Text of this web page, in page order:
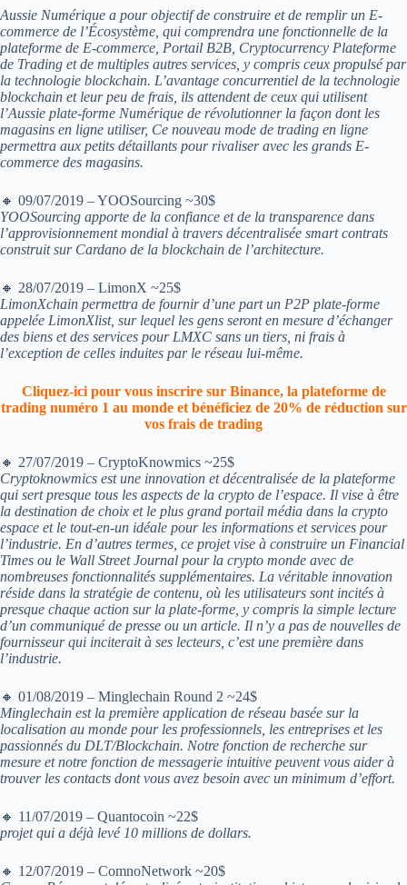
Aussie Numérique a pour objectif de construire et de remplir un E-
commerce de l’Écosystème, qui comprendra une fonctionnelle de la
plateforme de E-commerce, Portail B2B, Cryptocurrency Plateforme
de Trading et de multiples autres services, y compris ceux propulsé par
la technologie blockchain. L’avantage concurrentiel de la technologie
blockchain et leur peu de frais, ils attendent de ceux qui utilisent
l’Aussie plate-forme Numérique de révolutionner la façon dont les
magasins en ligne utiliser, Ce nouveau mode de trading en ligne
permettra aux petits détaillants pour rivaliser avec les grands E-
commerce des magasins.
🔸 09/07/2019 – YOOSourcing ~30$
YOOSourcing apporte de la confiance et de la transparence dans
l’approvisionnement mondial à travers décentralisée smart contrats
construit sur Cardano de la blockchain de l’architecture.
🔸 28/07/2019 – LimonX ~25$
LimonXchain permettra de fournir d’une part un P2P plate-forme
appelée LimonXlist, sur lequel les gens seront en mesure d’échanger
des biens et des services pour LMXC sans un tiers, ni frais à
l’exception de celles induites par le réseau lui-même.
Cliquez-ici pour vous inscrire sur Binance, la plateforme de
trading numéro 1 au monde et bénéficiez de 20% de réduction sur
vos frais de trading
🔸 27/07/2019 – CryptoKnowmics ~25$
Cryptoknowmics est une innovation et décentralisée de la plateforme
qui sert presque tous les aspects de la crypto de l’espace. Il vise à être
la destination de choix et le plus grand portail média dans la crypto
espace et le tout-en-un idéale pour les informations et services pour
l’industrie. En d’autres termes, ce projet vise à construire un Financial
Times ou le Wall Street Journal pour la crypto monde avec de
nombreuses fonctionnalités supplémentaires. La véritable innovation
réside dans la stratégie de contenu, où les utilisateurs sont incités à
presque chaque action sur la plate-forme, y compris la simple lecture
d’un communiqué de presse ou un article. Il n’y a pas de nouvelles de
fournisseur qui inciterait à ses lecteurs, c’est une première dans
l’industrie.
🔸 01/08/2019 – Minglechain Round 2 ~24$
Minglechain est la première application de réseau basée sur la
localisation au monde pour les professionnels, les entreprises et les
passionnés du DLT/Blockchain. Notre fonction de recherche sur
mesure et notre fonction de messagerie intuitive peuvent vous aider à
trouver les contacts dont vous avez besoin avec un minimum d’effort.
🔸 11/07/2019 – Quantocoin ~22$
projet qui a déjà levé 10 millions de dollars.
🔸 12/07/2019 – ComnoNetwork ~20$